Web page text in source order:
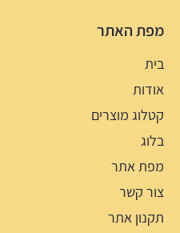
מפת האתר
בית
אודות
קטלוג מוצרים
בלוג
מפת אתר
צור קשר
תקנון אתר